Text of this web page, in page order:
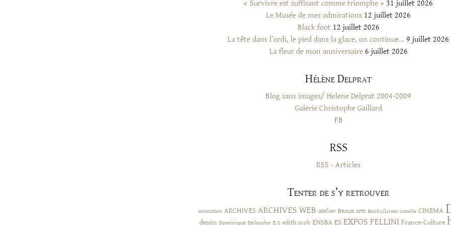
« Survivre est suffisant comme triomphe » 31 juillet 2026
Le Musée de mes admirations 12 juillet 2026
Black foot 12 juillet 2026
La tête dans l’ordi, le pied dans la glace, on continue… 9 juillet 2026
La fleur de mon anniversaire 6 juillet 2026
Hélène Delprat
Blog sans images/ Helene Delprat 2004-2009
Galerie Christophe Gaillard
FB
RSS
RSS - Articles
Tenter de s’y retrouver
animation ARCHIVES ARCHIVES WEB atelier Beaux arts Books/Livres camille CINEMA
dessin Dominique Delouche E.S edith scob ENSBA ES EXPOS FELLINI France-Culture